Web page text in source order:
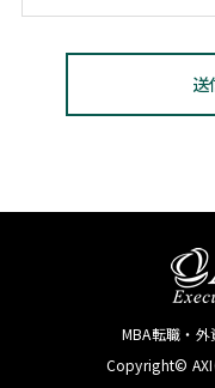
MBA転職・
Copyright©